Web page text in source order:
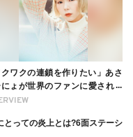
クワクの連鎖を作りたい」あさ
にょが世界のファンに愛される
インタビュー】
とっての炎上とは?6面ステーシ